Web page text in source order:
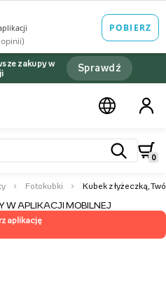
zakupy w
Sprawdź
0
Fotokubki Kubek z łyżeczką,
W APLIKACJI MOBILNEJ
aplikację